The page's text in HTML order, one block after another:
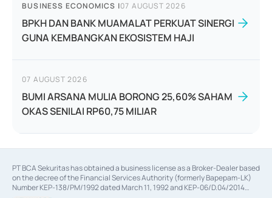
BUSINESS ECONOMICS |07 AUGUST 2026
BPKH DAN BANK MUAMALAT PERKUAT SINERGI
GUNA KEMBANGKAN EKOSISTEM HAJI
07 AUGUST 2026
BUMI ARSANA MULIA BORONG 25,60% SAHAM
OKAS SENILAI RP60,75 MILIAR
PT BCA Sekuritas has obtained a business license as a Broker-Dealer based
on the decree of the Financial Services Authority (formerly Bapepam-LK)
Number KEP-138/PM/1992 dated March 11, 1992 and KEP-06/D.04/2014